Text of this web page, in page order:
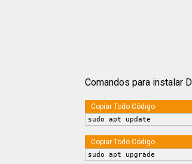
Comandos para instalar
Copiar Todo Código
sudo apt update
Copiar Todo Código
sudo apt upgrade